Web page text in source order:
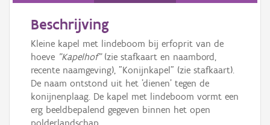
Beschrijving
Kleine kapel met lindeboom bij erfoprit van de
hoeve "Kapelhof"(zie stafkaart en naambord,
recente naamgeving), "Konijnkapel" (zie stafkaart).
De naam ontstond uit het 'dienen' tegen de
konijnenplaag. De kapel met lindeboom vormt een
erg beeldbepalend gegeven binnen het open